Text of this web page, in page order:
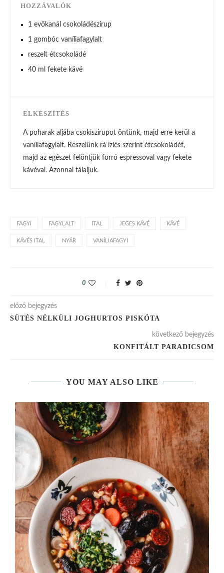
HOZZÁVALÓK
1 evőkanál csokoládészirup
1 gombóc vaníliafagylalt
reszelt étcsokoládé
40 ml fekete kávé
ELKÉSZÍTÉS
A poharak aljába csokiszirupot öntünk, majd erre kerül a
vaníliafagylalt. Reszelünk rá ízlés szerint étcsokoládét,
majd az egészet felöntjük forró espressoval vagy fekete
kávéval. Azonnal tálaljuk.
FAGYI FAGYLALT ITAL JEGES KÁVÉ KÁVÉ
KÁVÉS ITAL NYÁR VANÍLIAFAGYI
0
előző bejegyzés
SÜTÉS NÉLKÜLI JOGHURTOS PISKÓTA
következő bejegyzés
KONFITÁLT PARADICSOM
YOU MAY ALSO LIKE